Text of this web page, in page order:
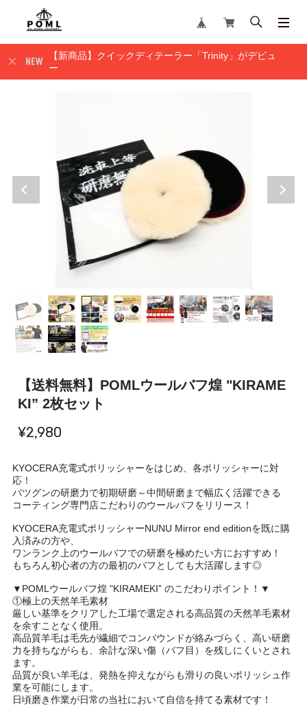
【新商品】クイックディテーラー「Trinity」がデビュ
ー
【送料無料】POMLウールバフ煌 "KIRAME
KI” 2枚セット
¥2,980
KYOCERA充電式ポリッシャーをはじめ、各ポリッシャーに対
応！
バツグンの研磨力で初期研磨～中間研磨まで幅広く活躍できる
コーティング専門店こだわりのウールバフをリリース！
KYOCERA充電式ポリッシャーNUNU Mirror end editionを既に購
入済みの方や、
ワンランク上のウールバフでの研磨を極めたい方におすすめ！
もちろん初心者の方の最初のバフとしても大活躍します◎
▼POMLウールバフ煌 "KIRAMEKI” のこだわりポイント！▼
①極上の天然羊毛素材
厳しい基準をクリアした工場で選定される高品質の天然羊毛素材
を余すことなく使用。
高品質羊毛は毛先が繊細でコンパウンドが絡みづらく、高い研磨
力を持ちながらも、余計な深い傷（バフ目）を残しにくいとされ
ます。
品質が良い羊毛は、発熱を抑えながらも滑りの良いポリッシュ作
業を可能にします。
日頃磨き作業が日常の当社において自信を持てる素材です！